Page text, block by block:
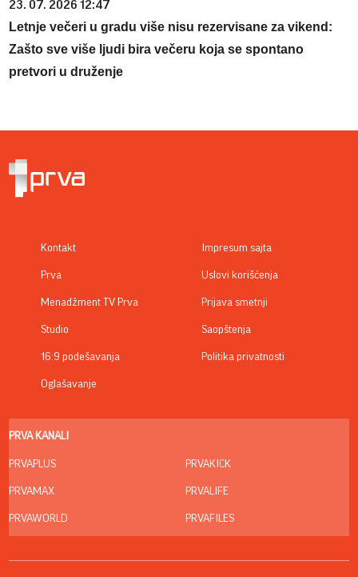
23. 07. 2026 12:47
Letnje večeri u gradu više nisu rezervisane za vikend:
Zašto sve više ljudi bira večeru koja se spontano
pretvori u druženje
Kontakt
Prva
Menadžment TV Prva
Studio
16:9 podešavanja
Oglašavanje
Impresum sajta
Uslovi korišćenja
Prijava smetnji
Saopštenja
Politika privatnosti
PRVA KANALI
PRVAPLUS
PRVAMAX
PRVAWORLD
PRVAKICK
PRVALIFE
PRVAFILES